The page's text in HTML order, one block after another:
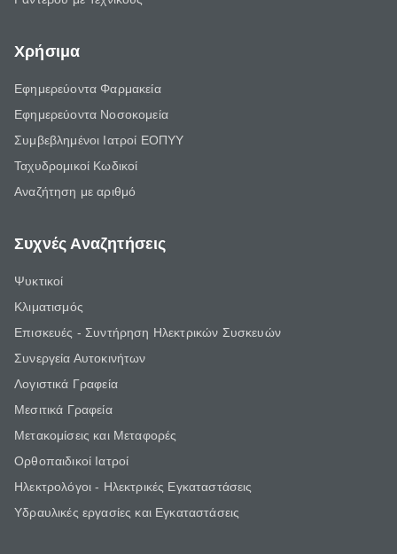
Χρήσιμα
Εφημερεύοντα Φαρμακεία
Εφημερεύοντα Νοσοκομεία
Συμβεβλημένοι Ιατροί ΕΟΠΥΥ
Ταχυδρομικοί Κωδικοί
Αναζήτηση με αριθμό
Συχνές Αναζητήσεις
Ψυκτικοί
Κλιματισμός
Επισκευές - Συντήρηση Ηλεκτρικών Συσκευών
Συνεργεία Αυτοκινήτων
Λογιστικά Γραφεία
Μεσιτικά Γραφεία
Μετακομίσεις και Μεταφορές
Ορθοπαιδικοί Ιατροί
Ηλεκτρολόγοι - Ηλεκτρικές Εγκαταστάσεις
Υδραυλικές εργασίες και Εγκαταστάσεις